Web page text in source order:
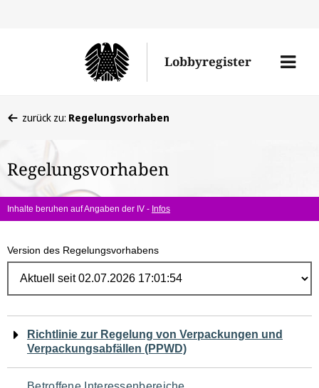
Lobbyregister
Menü
befinden
hier:
zurück zu: Regelungsvorhaben
Regelungsvorhaben
Inhalte beruhen auf Angaben der IV - Infos
Version des Regelungsvorhabens
Navigation
für
Richtlinie zur Regelung von Verpackungen und
Verpackungsabfällen (PPWD)